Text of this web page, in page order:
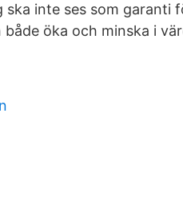
inte ses som garanti
öka och minska i